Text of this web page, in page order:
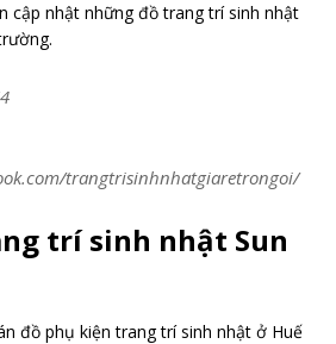
cập nhật những đồ trang trí sinh nhật
trangtrisinhnhatgiaretrongoi/
trí sinh nhật Sun
đồ phụ kiện trang trí sinh nhật ở Huế